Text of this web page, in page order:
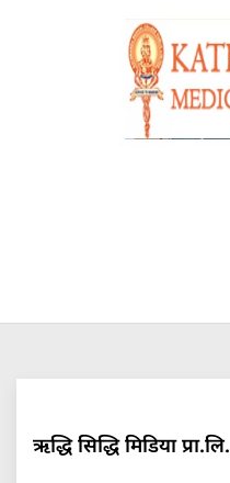
ऋद्धि सिद्धि मिडिया प्रा.लि.